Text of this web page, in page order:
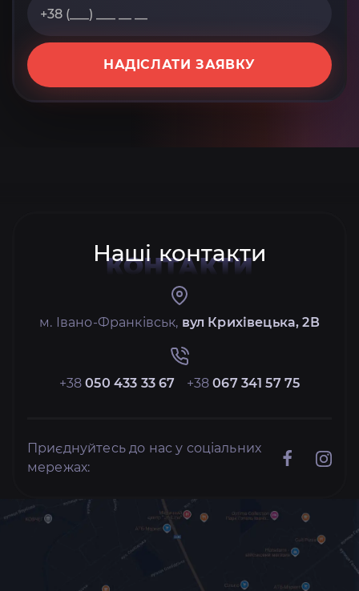
НАДІСЛАТИ ЗАЯВКУ
Наші контакти
КОНТАКТИ
м. Івано-Франківськ, вул Крихівецька, 2В
+38050 433 33 67 +38067 341 57 75
Приєднуйтесь до нас у соціальних
мережах: